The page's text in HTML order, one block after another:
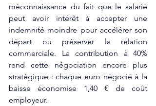
méconnaissance du fait que le salarié
peut avoir intérêt à accepter une
indemnité moindre pour accélérer son
départ ou préserver la relation
commerciale. La contribution à 40%
rend cette négociation encore plus
stratégique : chaque euro négocié à la
baisse économise 1,40 € de coût
employeur.​